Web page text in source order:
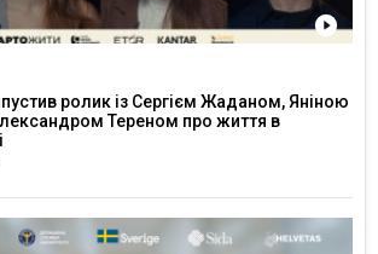
ролик із Сергієм Жаданом, Яніною
Тереном про життя в